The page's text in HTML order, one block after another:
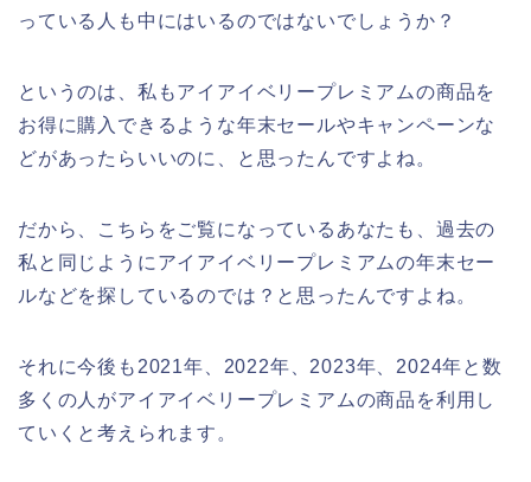
っている人も中にはいるのではないでしょうか？
というのは、私もアイアイベリープレミアムの商品を
お得に購入できるような年末セールやキャンペーンな
どがあったらいいのに、と思ったんですよね。
だから、こちらをご覧になっているあなたも、過去の
私と同じようにアイアイベリープレミアムの年末セー
ルなどを探しているのでは？と思ったんですよね。
それに今後も2021年、2022年、2023年、2024年と数
多くの人がアイアイベリープレミアムの商品を利用し
ていくと考えられます。